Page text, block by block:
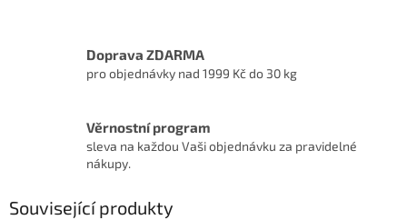
Doprava ZDARMA
pro objednávky nad 1999 Kč do 30 kg
Věrnostní program
sleva na každou Vaši objednávku za pravidelné
nákupy.
Související produkty